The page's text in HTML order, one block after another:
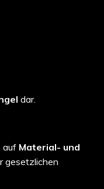
dar.
auf Material- und
gesetzlichen